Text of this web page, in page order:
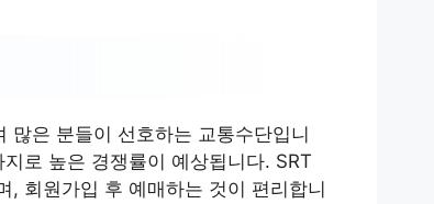
많은 분들이 선호하는 교통수단입니
로 높은 경쟁률이 예상됩니다. SRT
, 회원가입 후 예매하는 것이 편리합니